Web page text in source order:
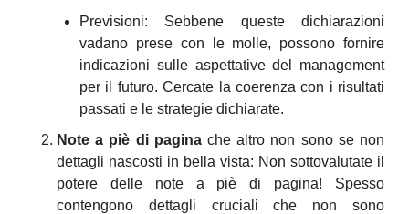
Previsioni: Sebbene queste dichiarazioni
vadano prese con le molle, possono fornire
indicazioni sulle aspettative del management
per il futuro. Cercate la coerenza con i risultati
passati e le strategie dichiarate.
Note a piè di pagina che altro non sono se non
dettagli nascosti in bella vista: Non sottovalutate il
potere delle note a piè di pagina! Spesso
contengono dettagli cruciali che non sono